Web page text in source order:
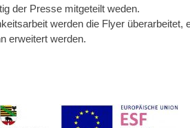
der Presse mitgeteilt weden.
werden die Flyer überarbeitet,
erweitert werden.